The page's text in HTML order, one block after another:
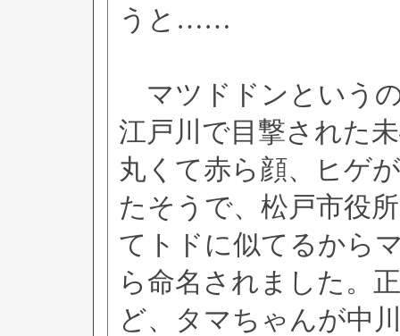
うと……
マツドドンという
江戸川で目撃された
丸くて赤ら顔、ヒゲ
たそうで、松戸市役
てトドに似てるから
ら命名されました。
ど、タマちゃんが中